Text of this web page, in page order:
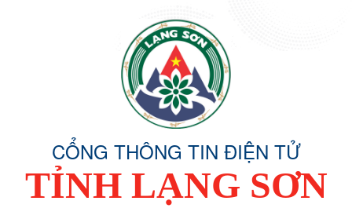
CỔNG THÔNG TIN ĐIỆN TỬ
TỈNH LẠNG SƠN